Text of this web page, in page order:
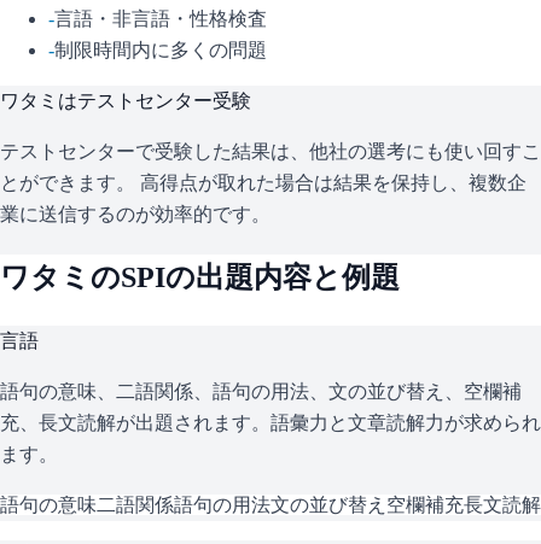
-言語・非言語・性格検査
-制限時間内に多くの問題
ワタミ はテストセンター受験
テストセンターで受験した結果は、他社の選考にも使い回すこ
とができます。 高得点が取れた場合は結果を保持し、複数企
業に送信するのが効率的です。
ワタミ のSPIの出題内容と例題
言語
語句の意味、二語関係、語句の用法、文の並び替え、空欄補
充、長文読解が出題されます。語彙力と文章読解力が求められ
ます。
語句の意味二語関係語句の用法文の並び替え 空欄補充長文読解